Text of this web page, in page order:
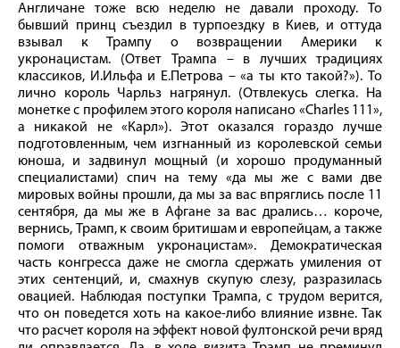
Англичане тоже всю неделю не давали проходу. То
бывший принц съездил в турпоездку в Киев, и оттуда
взывал к Трампу о возвращении Америки к
укронацистам. (Ответ Трампа – в лучших традициях
классиков, И.Ильфа и Е.Петрова – «а ты кто такой?»). То
лично король Чарльз нагрянул. (Отвлекусь слегка. На
монетке с профилем этого короля написано «Charles 111»,
а никакой не «Карл»). Этот оказался гораздо лучше
подготовленным, чем изгнанный из королевской семьи
юноша, и задвинул мощный (и хорошо продуманный
специалистами) спич на тему «да мы же с вами две
мировых войны прошли, да мы за вас впряглись после 11
сентября, да мы же в Афгане за вас дрались… короче,
вернись, Трамп, к своим бритишам и европейцам, а также
помоги отважным укронацистам». Демократическая
часть конгресса даже не смогла сдержать умиления от
этих сентенций, и, смахнув скупую слезу, разразилась
овацией. Наблюдая поступки Трампа, с трудом верится,
что он поведется хоть на какое-либо влияние извне. Так
что расчет короля на эффект новой фултонской речи вряд